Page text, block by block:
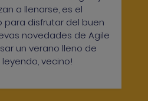
a llenarse, es el
disfrutar del buen
novedades de Agile
un verano lleno de
leyendo, vecino!